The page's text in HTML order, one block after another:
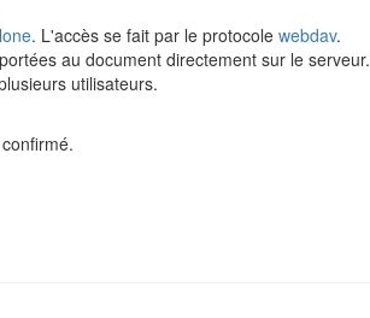
. L'accès se fait par le protocole webdav.
au document directement sur le serveur.
utilisateurs.